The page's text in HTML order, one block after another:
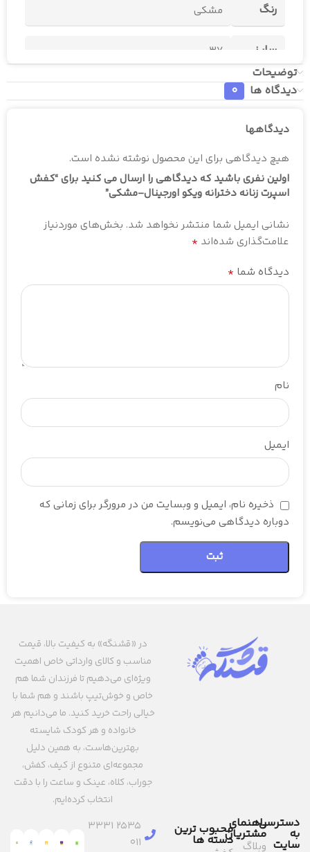
رنگ مشکی
سایز 37
توضیحات
دیدگاه ها
0
دیدگاهها
هیچ دیدگاهی برای این محصول نوشته نشده است.
اولین نفری باشید که دیدگاهی را ارسال می کنید برای “کفش
اسپرت زنانه دخترانه ویکو اورجینال-مشکی”
نشانی ایمیل شما منتشر نخواهد شد. بخش‌های موردنیاز
علامت‌گذاری شده‌اند *
دیدگاه شما *
نام
ایمیل
ذخیره نام، ایمیل و وبسایت من در مرورگر برای زمانی که
دوباره دیدگاهی می‌نویسم.
در «قشنگه» به کیفیت بالا، قیمت
مناسب و کالای وارداتی خاص اهمیت
ویژه‌ای می‌دهیم تا فرزندان شما هم
خاص و خوش‌تیپ باشند و هم شما با
خیالی راحت خرید کنید. ما می‌دانیم هر
خانواده و هر کودک شایسته
بهترین‌هاست، به همین دلیل
مجموعه‌ای متنوع از کیف، کفش،
جوراب، کلاه، عینک و ساعت را با دقت
انتخاب کرده‌ایم.
دسترسی
به
سایت
راهنمای
مشتریان
وبلاگ
محبوب ترین
دسته ها
2535 3331
011